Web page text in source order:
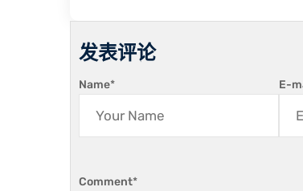
发表评论
Name* E-
Comment*